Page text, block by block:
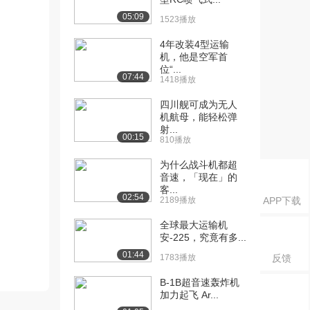
APP下载
反馈
05:09 1523播放
07:44
4年改装4型运输
机，他是空军首
位“...
1418播放
00:15
四川舰可成为无人
机航母，能轻松弹
射...
810播放
02:54
为什么战斗机都超
音速，「现在」的
客...
2189播放
01:44
全球最大运输机
安-225，究竟有多...
1783播放
B-1B超音速轰炸机
加力起飞 Ar...